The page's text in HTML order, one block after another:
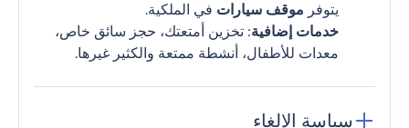
يتوفر موقف سيارات في الملكية.
خدمات إضافية: تخزين أمتعتك، حجز سائق خاص،
معدات للأطفال، أنشطة ممتعة والكثير غيرها.
سياسة الإلغاء